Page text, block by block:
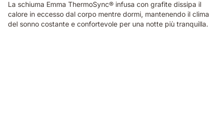
La schiuma Emma ThermoSync® infusa con grafite dissipa il
calore in eccesso dal corpo mentre dormi, mantenendo il clima
del sonno costante e confortevole per una notte più tranquilla.